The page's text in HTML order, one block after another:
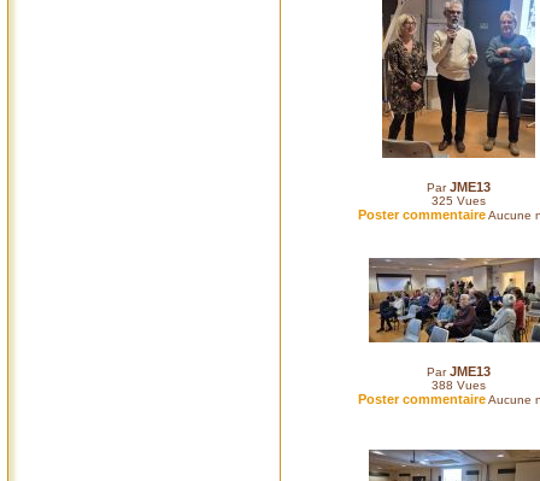
ParJME13
325 Vues
Poster commentaireAucune
ParJME13
388 Vues
Poster commentaireAucune